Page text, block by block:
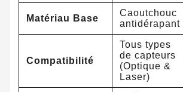
Matériau Base
Caoutchouc
antidérapant
Compatibilité
Tous types
de capteurs
(Optique &
Laser)